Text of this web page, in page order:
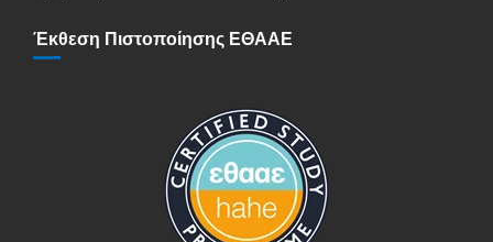
Έκθεση Πιστοποίησης ΕΘΑΑΕ